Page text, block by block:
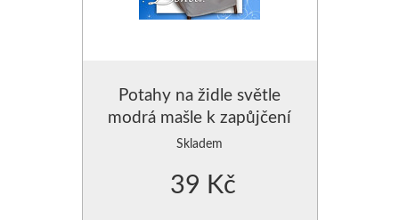
Potahy na židle světle
modrá mašle k zapůjčení
Skladem
39 Kč